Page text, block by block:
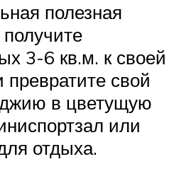
полезная
3-6 кв.м. к своей
превратите свой
в цветущую
или
отдыха.